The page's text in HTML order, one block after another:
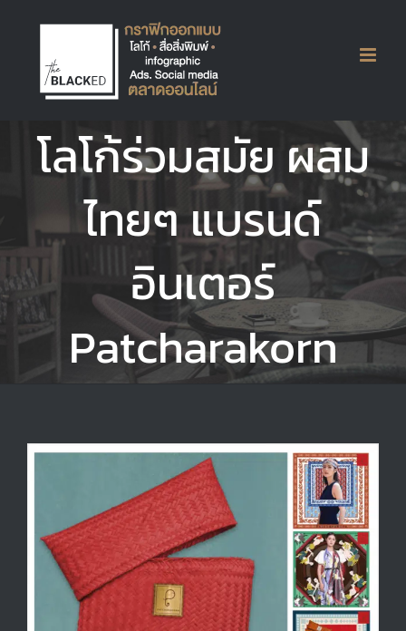
content
โลโก้ร่วมสมัย ผสม
ไทยๆ แบรนด์
อินเตอร์
Patcharakorn
View